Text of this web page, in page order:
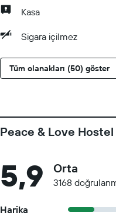
Kasa
Sigara içilmez
Tüm olanakları (50) göster
Peace & Love
5,9 Orta
3168
Harika